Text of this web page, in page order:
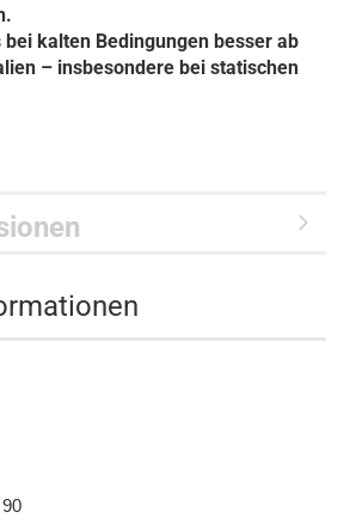
kalten Bedingungen besser ab
– insbesondere bei statischen